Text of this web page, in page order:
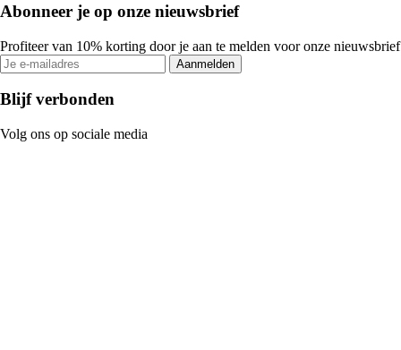
Abonneer je op onze nieuwsbrief
Profiteer van 10% korting door je aan te melden voor onze nieuwsbrief
Aanmelden
Blijf verbonden
Volg ons op sociale media